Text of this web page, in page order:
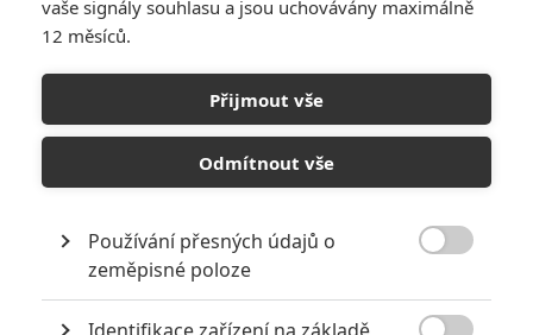
Snyder pro jednou vynechá vše nadpřirozené a pustí do
drsného příběhu každodenního boje se zločinem.
Po komiksových časech se Supermanem, Batmanem a
Justice League se
dostal velké rozpočty a volnou ruku.
ještě
kritici, ale nadšení z něj nebyli ani diváci. Spolupráce s
Netflixemnicméně pokračuje.
Čtěte také:Blood and Ashes: Zack Snyder má v
vaše signály souhlasu a jsou uchovávány maximálně
12 měsíců.
Přijmout vše
Odmítnout vše
Používání přesných údajů o
zeměpisné poloze